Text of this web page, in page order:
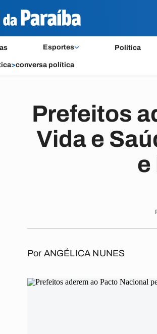
Esportes Política
>conversa política
Prefeitos
Vida e
e
Por ANGÉLICA NUNES